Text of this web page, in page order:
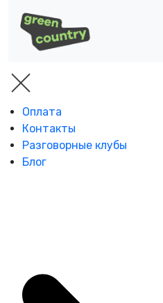
Оплата
Контакты
Разговорные клубы
Блог